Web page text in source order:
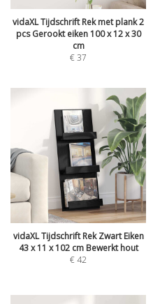
vidaXL Tijdschrift Rek met plank 2
pcs Gerookt eiken 100 x 12 x 30
cm
€37
vidaXL Tijdschrift Rek Zwart Eiken
43 x 11 x 102 cm Bewerkt hout
€42